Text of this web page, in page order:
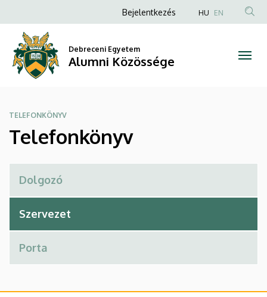
Telefonkönyv
Alumni
Közössége
a
tartalomra
Anonim
fiók
menüje
Bejelentkezés HU EN
Debreceni Egyetem
Alumni Közössége
TELEFONKÖNYV
Telefonkönyv